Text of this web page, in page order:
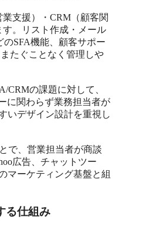
支援）・CRM（顧客関
。リスト作成・メール
SFA機能、顧客サポー
たぐことなく管理しや
CRMの課題に対して、
に関わらず業務担当者が
いデザイン設計を重視し
で、営業担当者が商談
広告、チャットツー
マーケティング基盤と組
る仕組み